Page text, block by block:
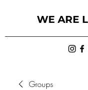
WE ARE
Groups